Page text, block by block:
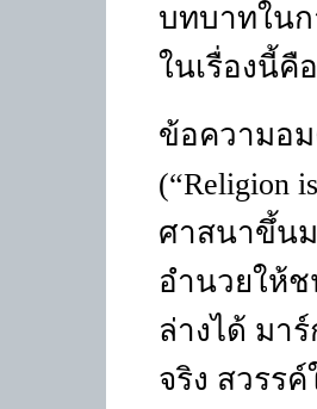
บทบาทใน
ในเรื่องนี้คื
ข้อความอ
(“Religion
ศาสนาขึ้นม
อำนวยให้
ล่างได้ มา
จริง สวรร